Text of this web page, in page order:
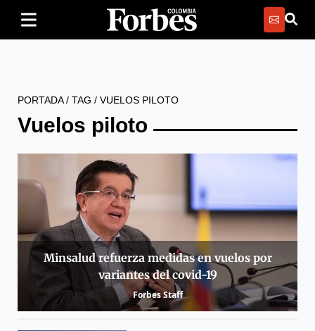
PORTADA/ TAG / VUELOS PILOTO
Vuelos piloto
Minsalud refuerza medidas en vuelos por
variantes del covid-19
Forbes Staff